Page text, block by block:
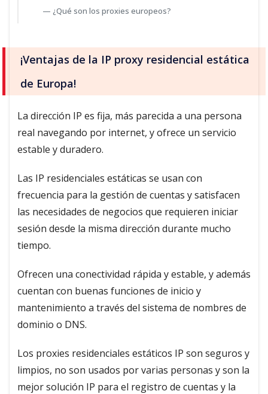
¿Qué son los proxies europeos?
¡Ventajas de la IP proxy residencial estática
de Europa!
La dirección IP es fija, más parecida a una persona
real navegando por internet, y ofrece un servicio
estable y duradero.
Las IP residenciales estáticas se usan con
frecuencia para la gestión de cuentas y satisfacen
las necesidades de negocios que requieren iniciar
sesión desde la misma dirección durante mucho
tiempo.
Ofrecen una conectividad rápida y estable, y además
cuentan con buenas funciones de inicio y
mantenimiento a través del sistema de nombres de
dominio o DNS.
Los proxies residenciales estáticos IP son seguros y
limpios, no son usados por varias personas y son la
mejor solución IP para el registro de cuentas y la